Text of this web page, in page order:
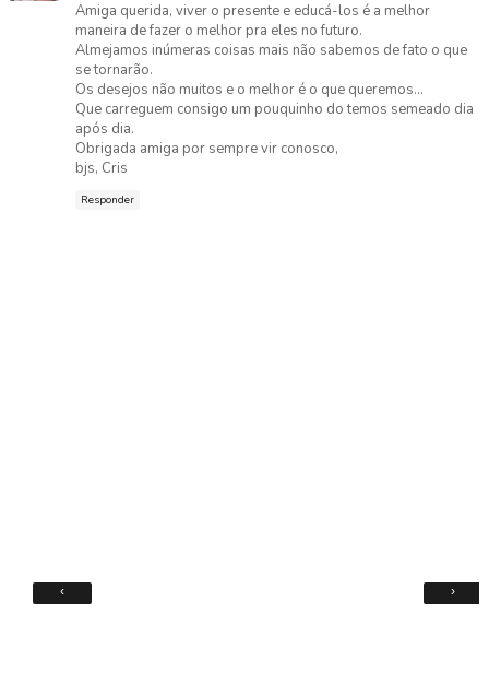
Amiga querida, viver o presente e educá-los é a melhor
maneira de fazer o melhor pra eles no futuro.
Almejamos inúmeras coisas mais não sabemos de fato o que
se tornarão.
Os desejos não muitos e o melhor é o que queremos...
Que carreguem consigo um pouquinho do temos semeado dia
após dia.
Obrigada amiga por sempre vir conosco,
bjs, Cris
Responder
‹ ›